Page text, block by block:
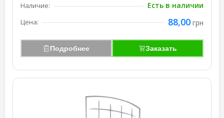
Наличие: Есть в наличии
Цена: 88,00 грн
Подробнее Заказать